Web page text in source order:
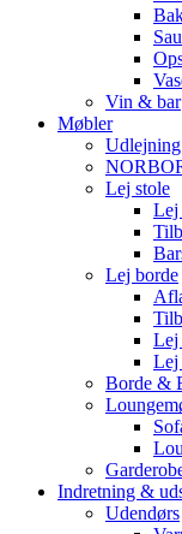
Vin & bar
Møbler
Lej stole
Lej
Lej borde
Lej
Lej
Borde &
Indretning &
Udendørs